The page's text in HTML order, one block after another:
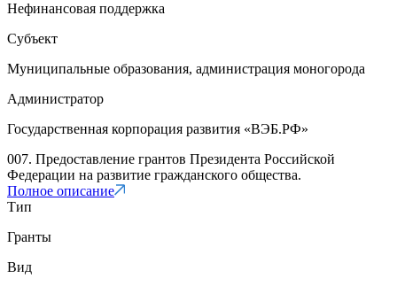
Нефинансовая поддержка
Субъект
Муниципальные образования, администрация моногорода
Администратор
Государственная корпорация развития «ВЭБ.РФ»
007. Предоставление грантов Президента Российской
Федерации на развитие гражданского общества.
Полное описание
Тип
Гранты
Вид